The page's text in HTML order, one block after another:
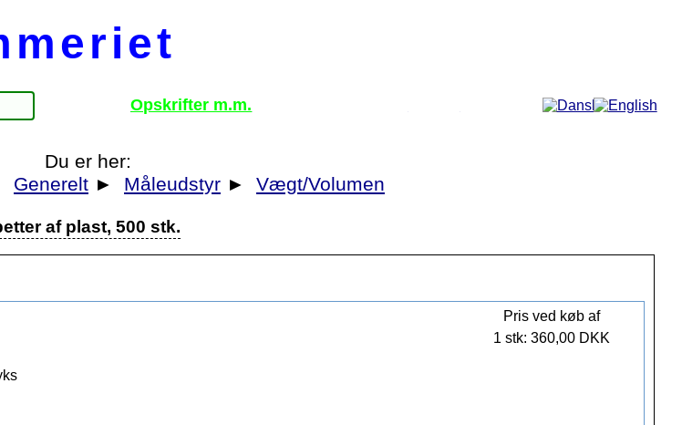
Opskrifter m.m.
Du er her:
Generelt ► Måleudstyr ► Vægt/Volumen
af plast, 500 stk.
Pris ved køb af
1 stk: 360,00 DKK